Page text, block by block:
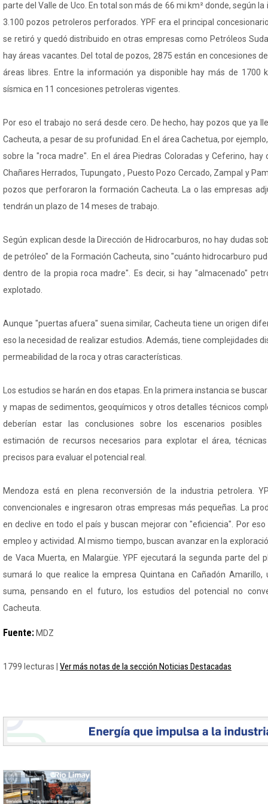
parte del Valle de Uco. En total son más de 66 mi km² donde, según
3.100 pozos petroleros perforados. YPF era el principal
se retiró y quedó distribuido en otras empresas como Petróleos
hay áreas vacantes. Del total de pozos, 2875 están en concesiones
áreas libres. Entre la información ya disponible hay más de 1700
sísmica en 11 concesiones petroleras vigentes.
Por eso el trabajo no será desde cero. De hecho, hay pozos que ya
Cacheuta, a pesar de su profunidad. En el área Cachetua, por
sobre la "roca madre". En el área Piedras Coloradas y Ceferino, hay
Chañares Herrados, Tupungato , Puesto Pozo Cercado, Zampal y
pozos que perforaron la formación Cacheuta. La o las empresas
tendrán un plazo de 14 meses de trabajo.
Según explican desde la Dirección de Hidrocarburos, no hay dudas
de petróleo" de la Formación Cacheuta, sino "cuánto hidrocarburo
dentro de la propia roca madre". Es decir, si hay "almacenado"
explotado.
Aunque "puertas afuera" suena similar, Cacheuta tiene un origen
eso la necesidad de realizar estudios. Además, tiene complejidades
permeabilidad de la roca y otras características.
Los estudios se harán en dos etapas. En la primera instancia se
y mapas de sedimentos, geoquímicos y otros detalles técnicos
deberían estar las conclusiones sobre los escenarios posibles
estimación de recursos necesarios para explotar el área,
precisos para evaluar el potencial real.
Mendoza está en plena reconversión de la industria petrolera.
convencionales e ingresaron otras empresas más pequeñas. La
en declive en todo el país y buscan mejorar con "eficiencia". Por
empleo y actividad. Al mismo tiempo, buscan avanzar en la
de Vaca Muerta, en Malargüe. YPF ejecutará la segunda parte del
sumará lo que realice la empresa Quintana en Cañadón Amarillo,
suma, pensando en el futuro, los estudios del potencial no
Cacheuta.
Fuente: MDZ
1799 lecturas | Ver más notas de la sección Noticias Destacadas